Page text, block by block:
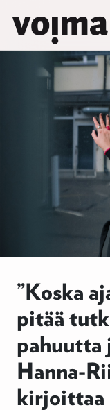
Siirry sisältöön
Päävalikko
”Koska
pitää
pahuutta
Hanna-
kirjoittaa